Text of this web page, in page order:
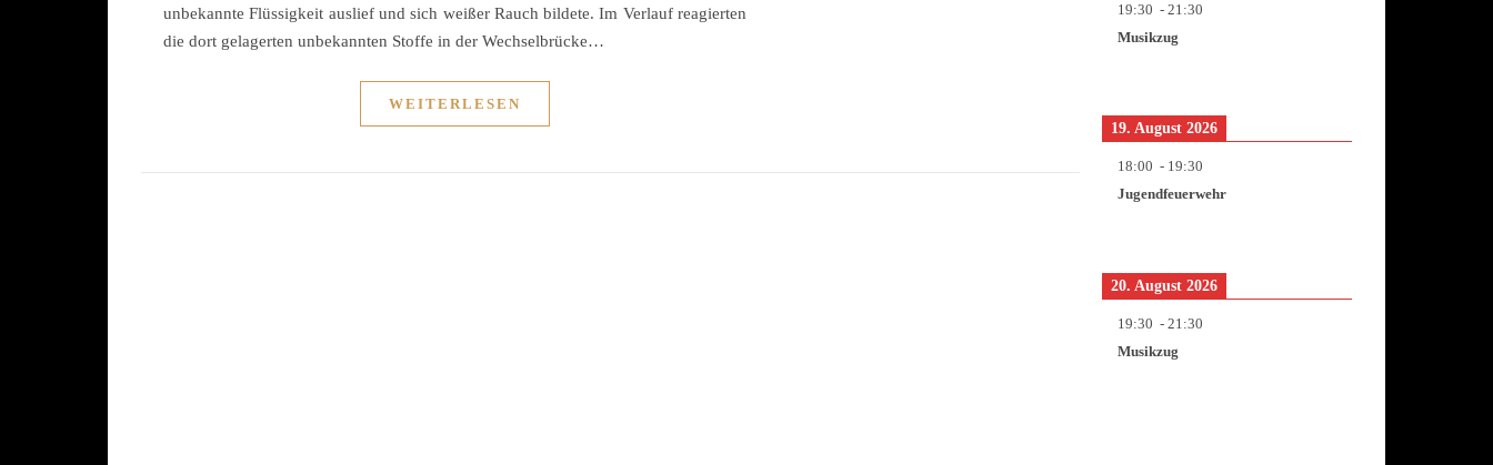
unbekannte Flüssigkeit auslief und sich weißer Rauch bildete. Im Verlauf reagierten
die dort gelagerten unbekannten Stoffe in der Wechselbrücke…
WEITERLESEN
19:30 - 21:30
Musikzug
19. August 2026
18:00 - 19:30
Jugendfeuerwehr
20. August 2026
19:30 - 21:30
Musikzug